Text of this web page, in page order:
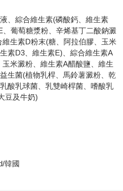
、綜合維生素(磷酸鈣、維生素
葡萄糖漿粉、辛烯基丁二酸鈉澱
生素D粉末(糖、阿拉伯膠、玉米
素D3、維生素E)、綜合維生素A
米澱粉、維生素A醋酸鹽、維生
生菌(植物乳桿、馬鈴薯澱粉、乾
酸乳球菌、乳雙崎桿菌、嗜酸乳
豆及牛奶)
韓國